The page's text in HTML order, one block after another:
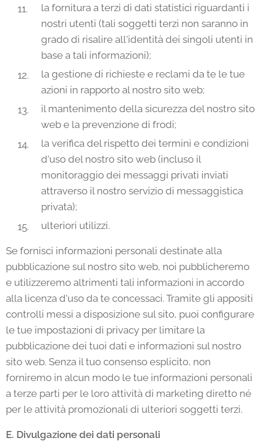
la fornitura a terzi di dati statistici riguardanti i
nostri utenti (tali soggetti terzi non saranno in
grado di risalire all'identità dei singoli utenti in
base a tali informazioni);
la gestione di richieste e reclami da te le tue
azioni in rapporto al nostro sito web;
il mantenimento della sicurezza del nostro sito
web e la prevenzione di frodi;
la verifica del rispetto dei termini e condizioni
d'uso del nostro sito web (incluso il
monitoraggio dei messaggi privati inviati
attraverso il nostro servizio di messaggistica
privata);
ulteriori utilizzi.
Se fornisci informazioni personali destinate alla
pubblicazione sul nostro sito web, noi pubblicheremo
e utilizzeremo altrimenti tali informazioni in accordo
alla licenza d'uso da te concessaci. Tramite gli appositi
controlli messi a disposizione sul sito, puoi configurare
le tue impostazioni di privacy per limitare la
pubblicazione dei tuoi dati e informazioni sul nostro
sito web. Senza il tuo consenso esplicito, non
forniremo in alcun modo le tue informazioni personali
a terze parti per le loro attività di marketing diretto né
per le attività promozionali di ulteriori soggetti terzi.
E. Divulgazione dei dati personali